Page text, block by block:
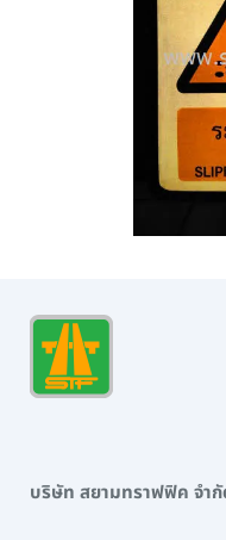
บริษัท สยามทราฟฟิค จำ